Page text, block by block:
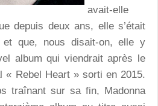
avait-elle
depuis deux ans, elle s’était
et que, nous disait-on, elle y
album qui viendrait après le
« Rebel Heart » sorti en 2015.
traînant sur sa fin, Madonna